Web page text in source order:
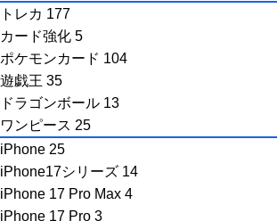
トレカ 177
カード強化 5
ポケモンカード 104
遊戯王 35
ドラゴンボール 13
ワンピース 25
iPhone 25
iPhone17シリーズ 14
iPhone 17 Pro Max 4
iPhone 17 Pro 3